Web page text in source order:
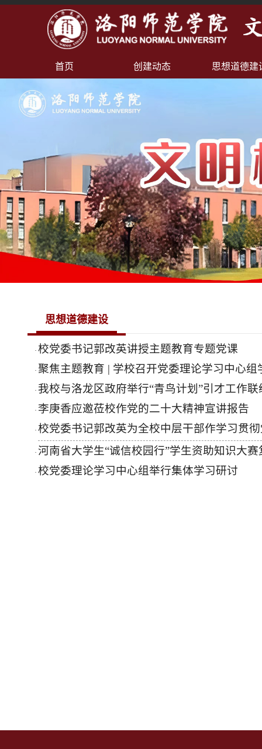
首页 创建动态 思想道德建
思想道德建设
· 校党委书记郭改英讲授主题教育专题党课
· 聚焦主题教育 | 学校召开党委理论学习中心组
· 我校与洛龙区政府举行“青鸟计划”引才工作
· 李庚香应邀莅校作党的二十大精神宣讲报告
· 校党委书记郭改英为全校中层干部作学习贯
· 河南省大学生“诚信校园行”学生资助知识大
· 校党委理论学习中心组举行集体学习研讨